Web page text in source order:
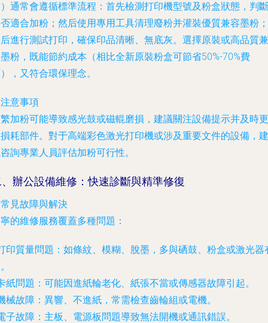
通常會遵循標準流程：首先檢測打印機型號及粉盒狀態，判斷
適合加粉；然后使用專用工具清理廢粉并灌裝優質兼容墨粉；
進行測試打印，確保印品清晰、無底灰。選擇原裝或高品質兼
粉，既能節約成本（相比全新原裝粉盒可節省50%-70%費
，又符合環保理念。
意事項
加粉可能導致感光鼓或磁輥磨損，建議關注設備提示并及時更
耗部件。對于高端彩色激光打印機或涉及重要文件的設備，建
詢專業人員評估加粉可行性。
辦公設備維修：快速診斷與精準修復
見故障與解決
的維修服務覆蓋多種問題：
印質量問題 ：如條紋、模糊、脫墨，多與硒鼓、粉盒或激光器
紙問題 ：可能因進紙輪老化、紙張不當或傳感器故障引起。
械故障 ：異響、不進紙，常需檢查齒輪組或電機。
子故障 ：主板、電源板問題導致無法開機或通訊錯誤。